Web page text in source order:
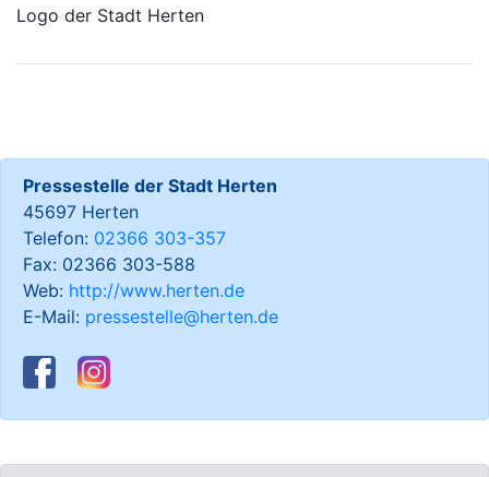
Logo der Stadt Herten
Pressestelle der Stadt Herten
45697 Herten
Telefon: 02366 303-357
Fax: 02366 303-588
Web: http://www.herten.de
E-Mail: pressestelle@herten.de